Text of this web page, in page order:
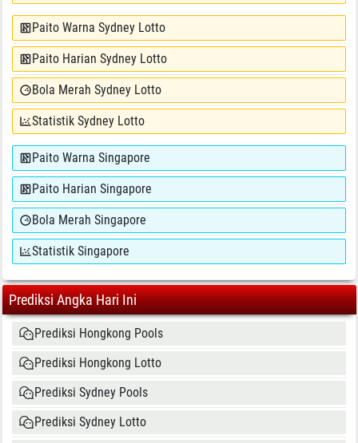
Paito Warna Sydney Lotto
Paito Harian Sydney Lotto
Bola Merah Sydney Lotto
Statistik Sydney Lotto
Paito Warna Singapore
Paito Harian Singapore
Bola Merah Singapore
Statistik Singapore
Prediksi Angka Hari Ini
Prediksi Hongkong Pools
Prediksi Hongkong Lotto
Prediksi Sydney Pools
Prediksi Sydney Lotto